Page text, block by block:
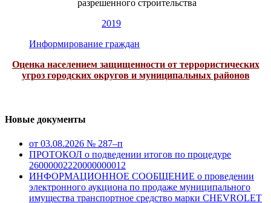
разрешенного строительства
2019
Информирование граждан
Оценка населением защищенности от террористических
угроз городских округов и муниципальных районов
Новые документы
от 03.08.2026 № 287–п
ПРОТОКОЛ о подведении итогов по процедуре
26000002220000000012
ИНФОРМАЦИОННОЕ СООБЩЕНИЕ о проведении
электронного аукциона по продаже муниципального
имущества транспортное средство марки CHEVROLET